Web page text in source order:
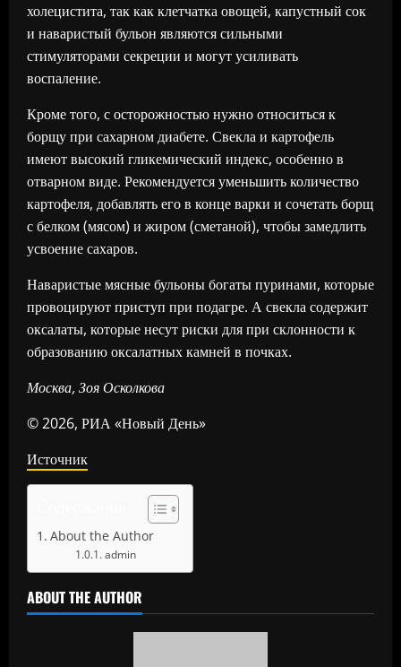
холецистита, так как клетчатка овощей, капустный сок
и наваристый бульон являются сильными
стимуляторами секреции и могут усиливать
воспаление.
Кроме того, с осторожностью нужно относиться к
борщу при сахарном диабете. Свекла и картофель
имеют высокий гликемический индекс, особенно в
отварном виде. Рекомендуется уменьшить количество
картофеля, добавлять его в конце варки и сочетать борщ
с белком (мясом) и жиром (сметаной), чтобы замедлить
усвоение сахаров.
Наваристые мясные бульоны богаты пуринами, которые
провоцируют приступ при подагре. А свекла содержит
оксалаты, которые несут риски для при склонности к
образованию оксалатных камней в почках.
Москва, Зоя Осколкова
© 2026, РИА «Новый День»
Источник
About the Author
admin
ABOUT THE AUTHOR